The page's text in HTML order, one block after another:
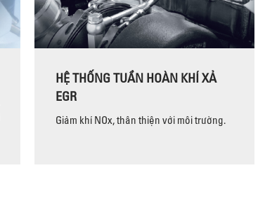
HỆ THỐNG TUẦN HOÀN KHÍ XẢ
EGR
Giảm khí NOx, thân thiện với môi trường.